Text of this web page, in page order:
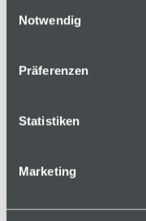
Notwendig
Präferenzen
Statistiken
Marketing